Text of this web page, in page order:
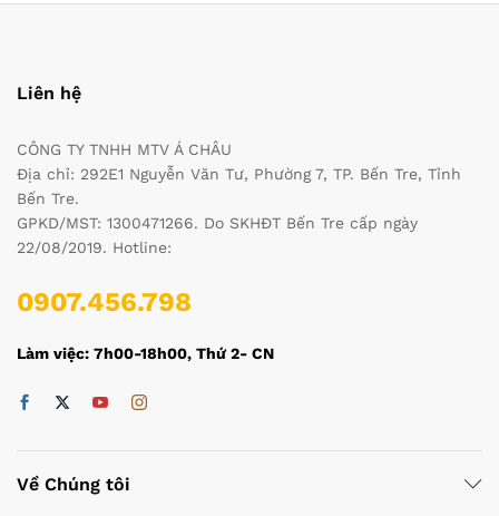
Liên hệ
CÔNG TY TNHH MTV Á CHÂU
Địa chỉ: 292E1 Nguyễn Văn Tư, Phường 7, TP. Bến Tre, Tỉnh
Bến Tre.
GPKD/MST: 1300471266. Do SKHĐT Bến Tre cấp ngày
22/08/2019. Hotline:
0907.456.798
Làm việc: 7h00-18h00, Thứ 2- CN
Về Chúng tôi